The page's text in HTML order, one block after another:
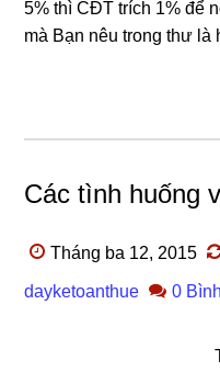
5% thì CĐT trích 1% để
mà Bạn nêu trong thư là
Các tình huống
Tháng ba 12, 2015
dayketoanthue 0